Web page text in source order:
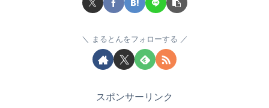
まるとんをフォローする
スポンサーリンク